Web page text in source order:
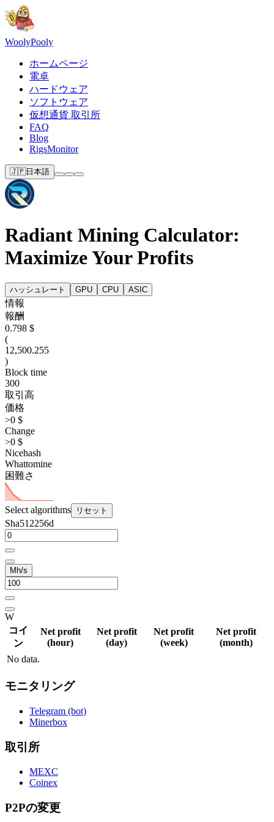
WoolyPooly
ホームページ
電卓
ハードウェア
ソフトウェア
仮想通貨 取引所
FAQ
Blog
RigsMonitor
🇯🇵日本語
Radiant Mining Calculator:
Maximize Your Profits
ハッシュレート GPU CPU ASIC
情報
報酬
0.798 $
(
12,500.255
)
Block time
300
取引高
価格
>0 $
Change
>0 $
Nicehash
Whattomine
困難さ
Select algorithms リセット
Sha512256d
Mh/s
W
コイ
ン
Net profit
(hour)
Net profit
(day)
Net profit
(week)
Net profit
(month)
No data.
モニタリング
Telegram (bot)
Minerbox
取引所
MEXC
Coinex
P2Pの変更